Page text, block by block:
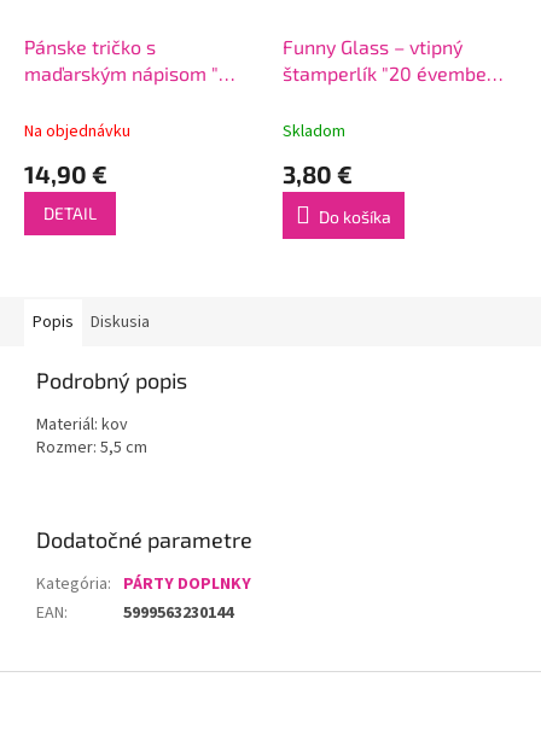
Pánske tričko s
maďarským nápisom "
Na objednávku
14,90 €
DETAIL
Funny Glass – vtipný
štamperlík "20 évembe
Skladom
3,80 €
Do košíka
Popis Diskusia
Podrobný popis
Materiál: kov
Rozmer: 5,5 cm
Dodatočné parametre
Kategória: PÁRTY DOPLNKY
EAN: 5999563230144